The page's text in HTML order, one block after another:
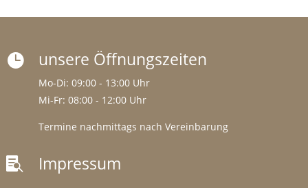
 unsere Öffnungszeiten
Mo-Di: 09:00 - 13:00 Uhr
Mi-Fr: 08:00 - 12:00 Uhr
Termine nachmittags nach Vereinbarung
 Impressum